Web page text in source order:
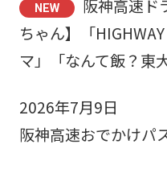
阪神高速ド
ちゃん】「
マ」「なんて飯？東
2026年7月9日
阪神高速おでかけ